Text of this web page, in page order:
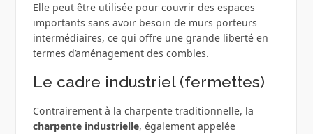
Elle peut être utilisée pour couvrir des espaces
importants sans avoir besoin de murs porteurs
intermédiaires, ce qui offre une grande liberté en
termes d’aménagement des combles.
Le cadre industriel (fermettes)
Contrairement à la charpente traditionnelle, la
charpente industrielle, également appelée